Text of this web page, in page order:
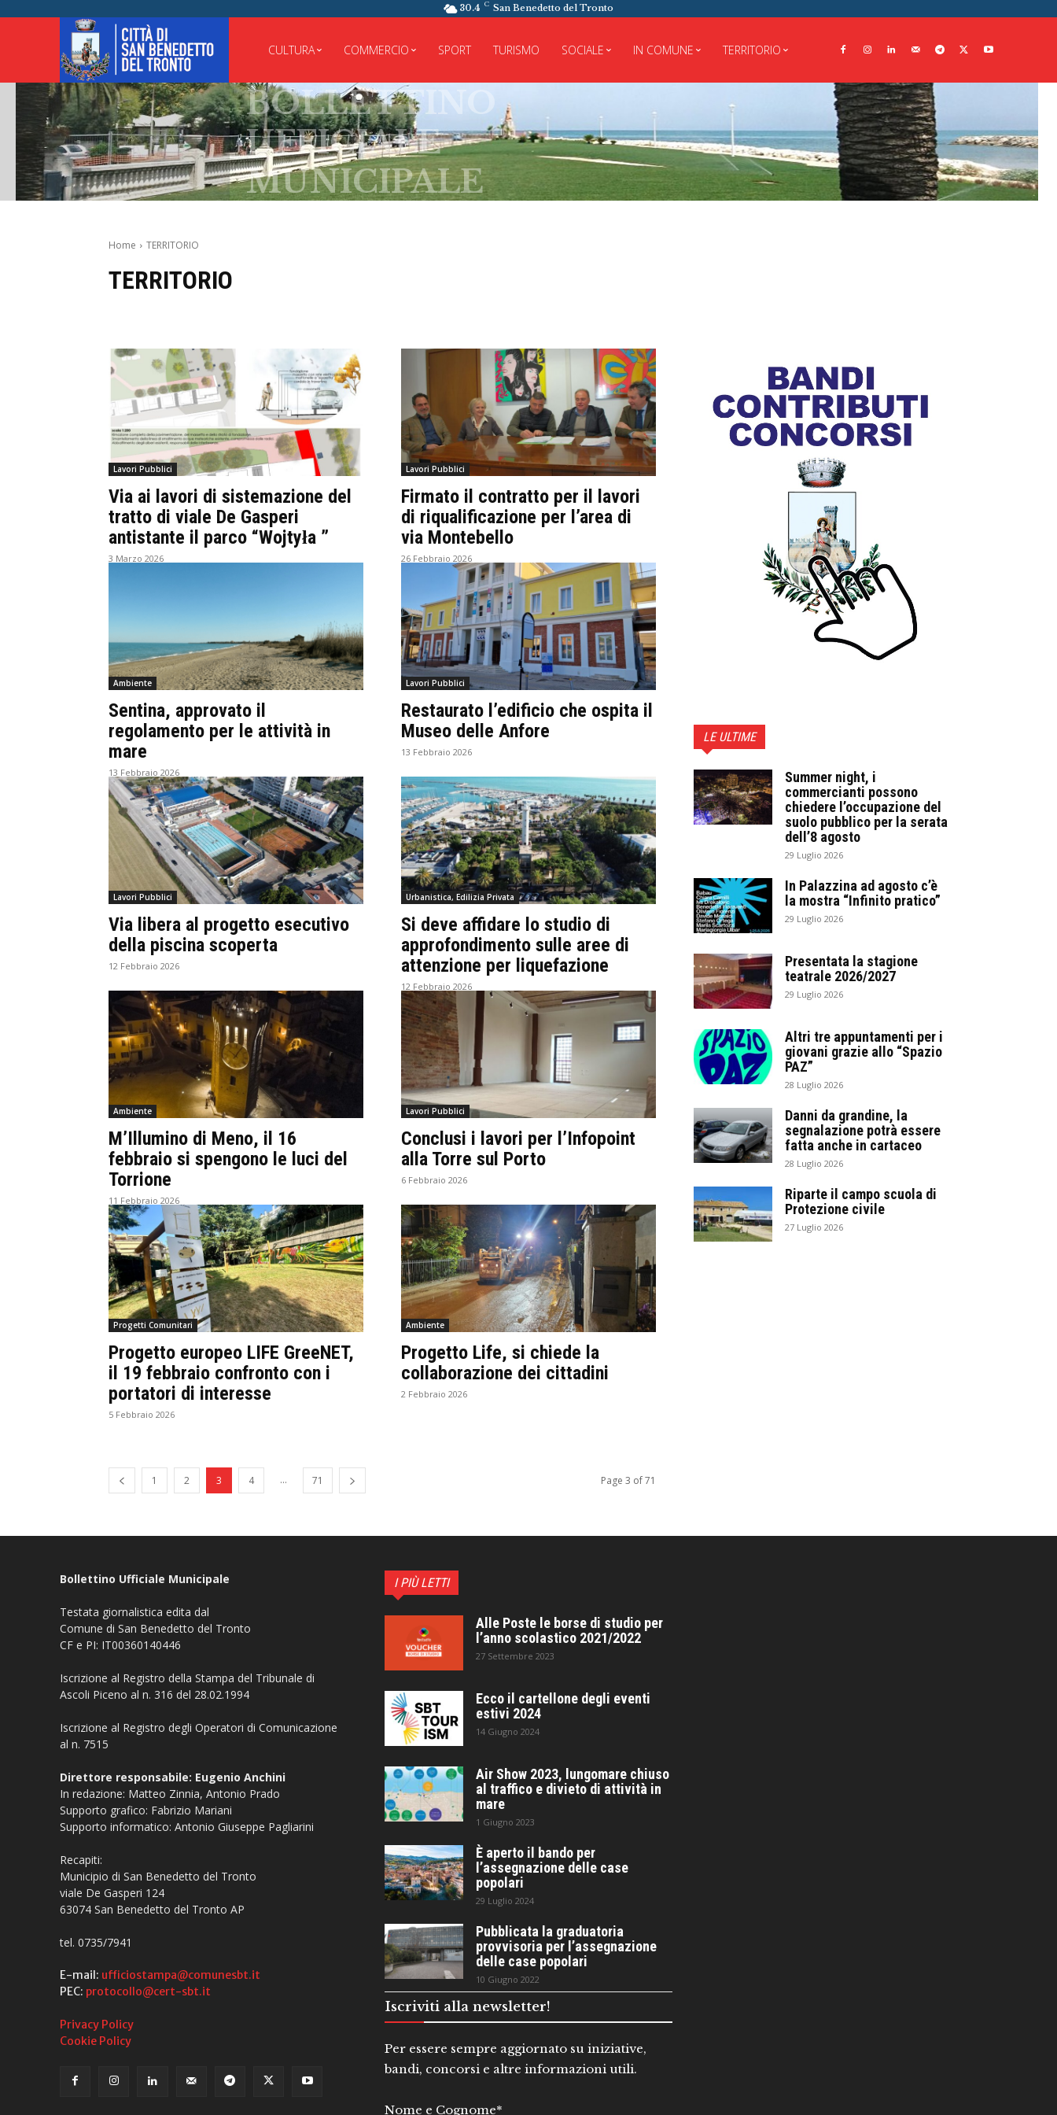
30.4 C San Benedetto del Tronto
CULTURA COMMERCIO SPORT TURISMO SOCIALE IN COMUNE TERRITORIO
BOLLETTINO
UFFICIALE
MUNICIPALE
Home TERRITORIO
TERRITORIO
Lavori Pubblici
Via ai lavori di sistemazione del
tratto di viale De Gasperi
antistante il parco “Wojtyła ”
3 Marzo 2026
Lavori Pubblici
Firmato il contratto per il lavori
di riqualificazione per l’area di
via Montebello
26 Febbraio 2026
Ambiente
Sentina, approvato il
regolamento per le attività in
mare
13 Febbraio 2026
Lavori Pubblici
Restaurato l’edificio che ospita il
Museo delle Anfore
13 Febbraio 2026
Lavori Pubblici
Via libera al progetto esecutivo
della piscina scoperta
12 Febbraio 2026
Urbanistica, Edilizia Privata
Si deve affidare lo studio di
approfondimento sulle aree di
attenzione per liquefazione
12 Febbraio 2026
Ambiente
M’Illumino di Meno, il 16
febbraio si spengono le luci del
Torrione
11 Febbraio 2026
Lavori Pubblici
Conclusi i lavori per l’Infopoint
alla Torre sul Porto
6 Febbraio 2026
Progetti Comunitari
Progetto europeo LIFE GreeNET,
il 19 febbraio confronto con i
portatori di interesse
5 Febbraio 2026
Ambiente
Progetto Life, si chiede la
collaborazione dei cittadini
2 Febbraio 2026
1 2 3 4 ... 71 Page 3 of 71
LE ULTIME
Summer night, i
commercianti possono
chiedere l’occupazione del
suolo pubblico per la serata
dell’8 agosto
29 Luglio 2026
In Palazzina ad agosto c’è
la mostra “Infinito pratico”
29 Luglio 2026
Presentata la stagione
teatrale 2026/2027
29 Luglio 2026
Altri tre appuntamenti per i
giovani grazie allo “Spazio
PAZ”
28 Luglio 2026
Danni da grandine, la
segnalazione potrà essere
fatta anche in cartaceo
28 Luglio 2026
Riparte il campo scuola di
Protezione civile
27 Luglio 2026
Bollettino Ufficiale Municipale
Testata giornalistica edita dal
Comune di San Benedetto del Tronto
CF e PI: IT00360140446
Iscrizione al Registro della Stampa del Tribunale di
Ascoli Piceno al n. 316 del 28.02.1994
Iscrizione al Registro degli Operatori di Comunicazione
al n. 7515
Direttore responsabile: Eugenio Anchini
In redazione: Matteo Zinnia, Antonio Prado
Supporto grafico: Fabrizio Mariani
Supporto informatico: Antonio Giuseppe Pagliarini
Recapiti:
Municipio di San Benedetto del Tronto
viale De Gasperi 124
63074 San Benedetto del Tronto AP
tel. 0735/7941
E-mail: ufficiostampa@comunesbt.it
PEC: protocollo@cert-sbt.it
Privacy Policy
Cookie Policy
I PIÙ LETTI
Alle Poste le borse di studio per
l’anno scolastico 2021/2022
27 Settembre 2023
Ecco il cartellone degli eventi
estivi 2024
14 Giugno 2024
Air Show 2023, lungomare chiuso
al traffico e divieto di attività in
mare
1 Giugno 2023
È aperto il bando per
l’assegnazione delle case
popolari
29 Luglio 2024
Pubblicata la graduatoria
provvisoria per l’assegnazione
delle case popolari
10 Giugno 2022
Iscriviti alla newsletter!
Per essere sempre aggiornato su iniziative,
bandi, concorsi e altre informazioni utili.
Nome e Cognome*